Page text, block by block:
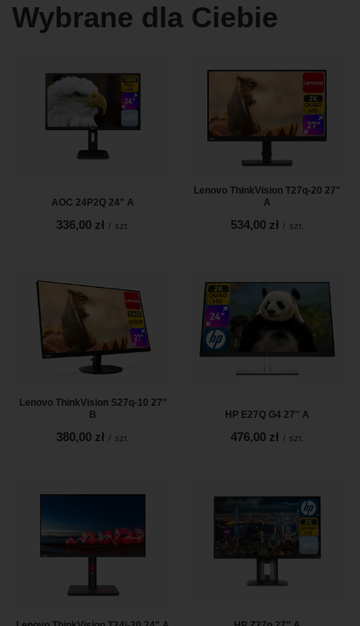
Wybrane dla Ciebie
AOC 24P2Q 24" A
336,00 zł / szt.
Lenovo ThinkVision T27q-20 27"
A
534,00 zł / szt.
Lenovo ThinkVision S27q-10 27''
B
380,00 zł / szt.
HP E27Q G4 27'' A
476,00 zł / szt.